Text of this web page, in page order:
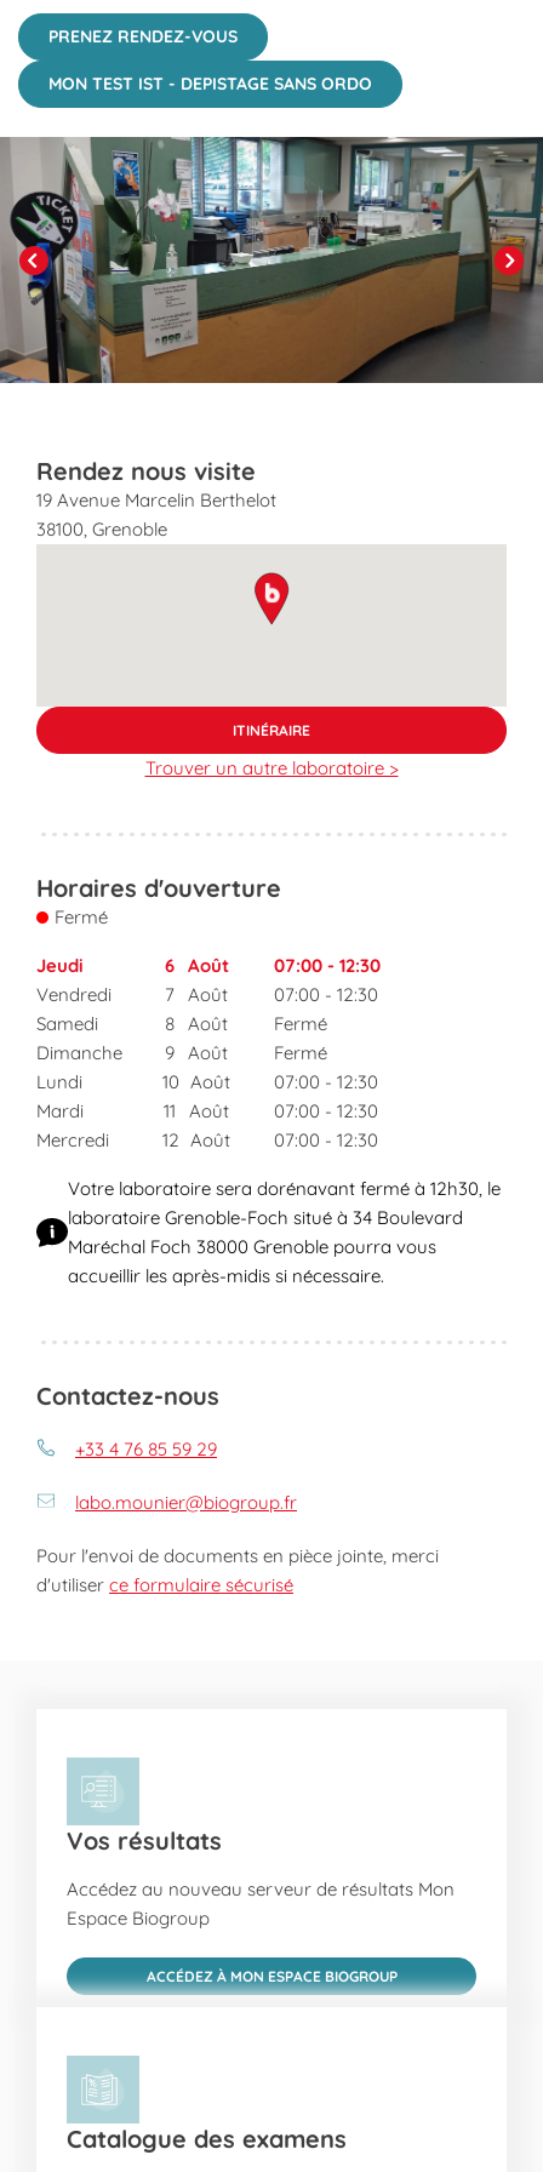
PRENEZ RENDEZ-VOUS
MON TEST IST - DEPISTAGE SANS ORDO
Previous
Next
Click to View in Slide Show
Rendez nous visite
19 Avenue Marcelin Berthelot
38100, Grenoble
map pin
ITINÉRAIRE
Trouver un autre laboratoire >
Horaires d'ouverture
Fermé
Jeudi 6 Août 07:00 - 12:30
Vendredi
7 Août 07:00 - 12:30
Samedi
8 Août
Fermé
Dimanche
9 Août
Fermé
Lundi
10 Août 07:00 - 12:30
Mardi
11 Août 07:00 - 12:30
Mercredi
12 Août 07:00 - 12:30
Votre laboratoire sera dorénavant fermé à 12h30, le
laboratoire Grenoble-Foch situé à 34 Boulevard
Maréchal Foch 38000 Grenoble pourra vous
accueillir les après-midis si nécessaire.
Contactez-nous
+33 4 76 85 59 29
labo.mounier@biogroup.fr
Pour l'envoi de documents en pièce jointe, merci
d'utiliser ce formulaire sécurisé
Vos résultats
Accédez au nouveau serveur de résultats Mon
Espace Biogroup
ACCÉDEZ À MON ESPACE BIOGROUP
Catalogue des examens